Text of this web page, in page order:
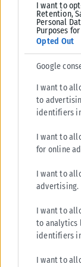
I want to
Retention,
Personal
Purposes
Opted Out
Google
I want to
to
identifiers
I want to
for online
I want to
advertising.
I want to
to analytics
identifiers
I want to